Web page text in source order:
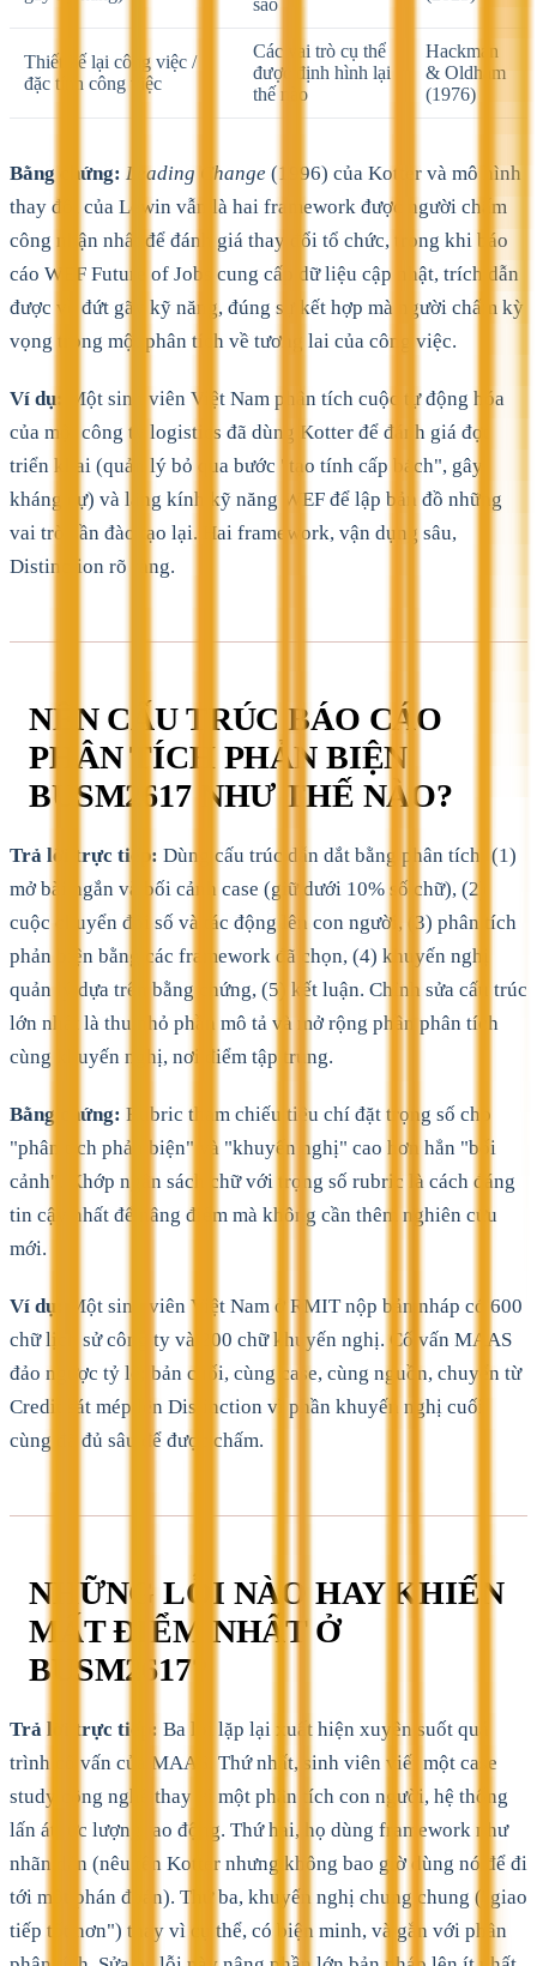
Thiết kế lại công việc /
đặc tính công việc
Các vai trò cụ thể
được định hình lại
thế nào
Hackman
& Oldham
(1976)
Bằng chứng: Leading Change (1996) của Kotter và mô hình
thay đổi của Lewin vẫn là hai framework được người chấm
công nhận nhất để đánh giá thay đổi tổ chức, trong khi báo
cáo WEF Future of Jobs cung cấp dữ liệu cập nhật, trích dẫn
được về đứt gãy kỹ năng, đúng sự kết hợp mà người chấm kỳ
vọng trong một phân tích về tương lai của công việc.
Ví dụ:
Một sinh viên Việt Nam phân tích cuộc tự động hóa
của một công ty logistics đã dùng Kotter để đánh giá đợt
triển khai (quản lý bỏ qua bước "tạo tính cấp bách", gây
kháng cự) và lăng kính kỹ năng WEF để lập bản đồ những
vai trò cần đào tạo lại. Hai framework, vận dụng sâu,
Distinction rõ ràng.
NÊN CẤU TRÚC BÁO CÁO
PHÂN TÍCH PHẢN BIỆN
BUSM2617 NHƯ THẾ NÀO?
Trả lời trực tiếp: Dùng cấu trúc dẫn dắt bằng phân tích: (1)
mở bài ngắn và bối cảnh case (giữ dưới 10% số chữ), (2)
cuộc chuyển đổi số và tác động lên con người, (3) phân tích
phản biện bằng các framework đã chọn, (4) khuyến nghị
quản lý dựa trên bằng chứng, (5) kết luận. Chỉnh sửa cấu trúc
lớn nhất là thu nhỏ phần mô tả và mở rộng phần phân tích
cùng khuyến nghị, nơi điểm tập trung.
Bằng chứng: Rubric tham chiếu tiêu chí đặt trọng số cho
"phân tích phản biện" và "khuyến nghị" cao hơn hẳn "bối
cảnh". Khớp ngân sách chữ với trọng số rubric là cách đáng
tin cậy nhất để nâng điểm mà không cần thêm nghiên cứu
mới.
Ví dụ:
Một sinh viên Việt Nam ở RMIT nộp bản nháp có 600
chữ lịch sử công ty và 200 chữ khuyến nghị. Cố vấn MAAS
đảo ngược tỷ lệ; bản cuối, cùng case, cùng nguồn, chuyển từ
Credit sát mép lên Distinction vì phần khuyến nghị cuối
cùng đã đủ sâu để được chấm.
NHỮNG LỖI NÀO HAY KHIẾN
MẤT ĐIỂM NHẤT Ở
BUSM2617?
Trả lời trực tiếp: Ba lỗi lặp lại xuất hiện xuyên suốt quá
trình cố vấn của MAAS. Thứ nhất, sinh viên viết một case
study công nghệ thay vì một phân tích con người, hệ thống
lấn át lực lượng lao động. Thứ hai, họ dùng framework như
nhãn dán (nêu tên Kotter nhưng không bao giờ dùng nó để đi
tới một phán đoán). Thứ ba, khuyến nghị chung chung ("giao
tiếp tốt hơn") thay vì cụ thể, có biện minh, và gắn với phần